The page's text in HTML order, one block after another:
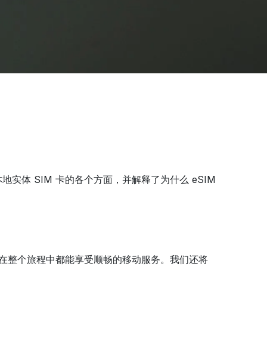
实体 SIM 卡的各个方面，并解释了为什么 eSIM
个旅程中都能享受顺畅的移动服务。我们还将